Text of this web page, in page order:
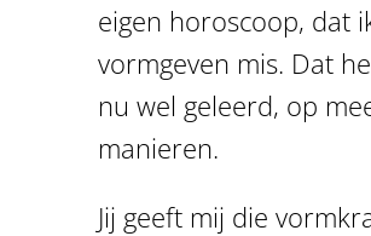
eigen horoscoop, dat
vormgeven mis. Dat
nu wel geleerd, op
manieren.
Jij geeft mij die